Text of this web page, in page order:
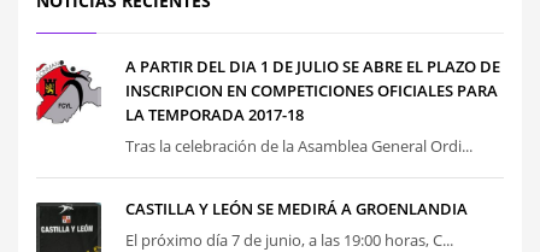
A PARTIR DEL DIA 1 DE JULIO SE ABRE EL PLAZO DE
INSCRIPCION EN COMPETICIONES OFICIALES PARA
LA TEMPORADA 2017-18
Tras la celebración de la Asamblea General Ordi...
CASTILLA Y LEÓN SE MEDIRÁ A GROENLANDIA
El próximo día 7 de junio, a las 19:00 horas, C...